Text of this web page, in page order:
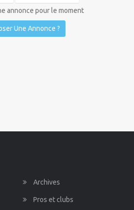
annonce pour le moment
Une Annonce ?
Archives
Pros et clubs